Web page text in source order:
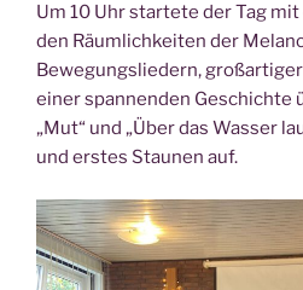
Um 10 Uhr startete der Tag
den Räumlichkeiten der
Bewegungsliedern,
einer spannenden Geschichte
„Mut“ und „Über das Wasser
und erstes Staunen auf.